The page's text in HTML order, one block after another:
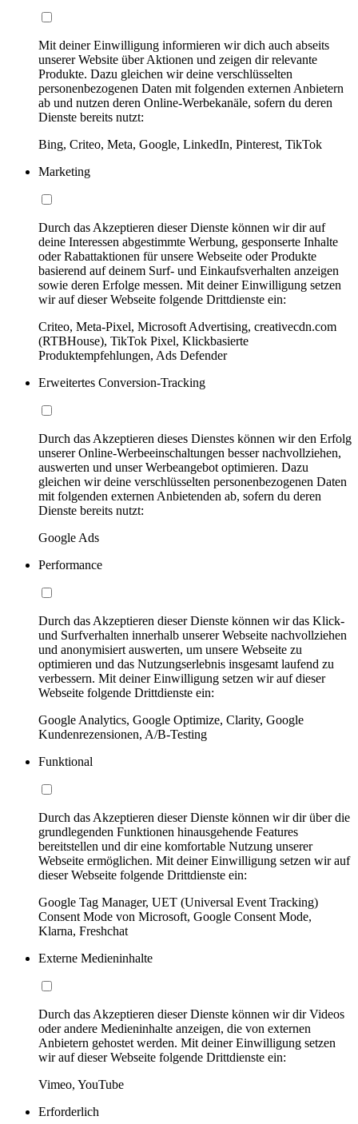
Mit deiner Einwilligung informieren wir dich auch abseits
unserer Website über Aktionen und zeigen dir relevante
Produkte. Dazu gleichen wir deine verschlüsselten
personenbezogenen Daten mit folgenden externen Anbietern
ab und nutzen deren Online-Werbekanäle, sofern du deren
Dienste bereits nutzt:
Bing, Criteo, Meta, Google, LinkedIn, Pinterest, TikTok
Marketing
Durch das Akzeptieren dieser Dienste können wir dir auf
deine Interessen abgestimmte Werbung, gesponserte Inhalte
oder Rabattaktionen für unsere Webseite oder Produkte
basierend auf deinem Surf- und Einkaufsverhalten anzeigen
sowie deren Erfolge messen. Mit deiner Einwilligung setzen
wir auf dieser Webseite folgende Drittdienste ein:
Criteo, Meta-Pixel, Microsoft Advertising, creativecdn.com
(RTBHouse), TikTok Pixel, Klickbasierte
Produktempfehlungen, Ads Defender
Erweitertes Conversion-Tracking
Durch das Akzeptieren dieses Dienstes können wir den Erfolg
unserer Online-Werbeeinschaltungen besser nachvollziehen,
auswerten und unser Werbeangebot optimieren. Dazu
gleichen wir deine verschlüsselten personenbezogenen Daten
mit folgenden externen Anbietenden ab, sofern du deren
Dienste bereits nutzt:
Google Ads
Performance
Durch das Akzeptieren dieser Dienste können wir das Klick-
und Surfverhalten innerhalb unserer Webseite nachvollziehen
und anonymisiert auswerten, um unsere Webseite zu
optimieren und das Nutzungserlebnis insgesamt laufend zu
verbessern. Mit deiner Einwilligung setzen wir auf dieser
Webseite folgende Drittdienste ein:
Google Analytics, Google Optimize, Clarity, Google
Kundenrezensionen, A/B-Testing
Funktional
Durch das Akzeptieren dieser Dienste können wir dir über die
grundlegenden Funktionen hinausgehende Features
bereitstellen und dir eine komfortable Nutzung unserer
Webseite ermöglichen. Mit deiner Einwilligung setzen wir auf
dieser Webseite folgende Drittdienste ein:
Google Tag Manager, UET (Universal Event Tracking)
Consent Mode von Microsoft, Google Consent Mode,
Klarna, Freshchat
Externe Medieninhalte
Durch das Akzeptieren dieser Dienste können wir dir Videos
oder andere Medieninhalte anzeigen, die von externen
Anbietern gehostet werden. Mit deiner Einwilligung setzen
wir auf dieser Webseite folgende Drittdienste ein:
Vimeo, YouTube
Erforderlich